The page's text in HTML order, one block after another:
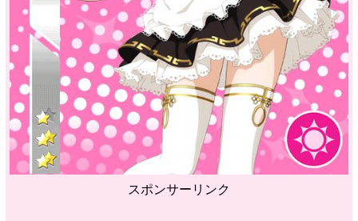
スポンサーリンク